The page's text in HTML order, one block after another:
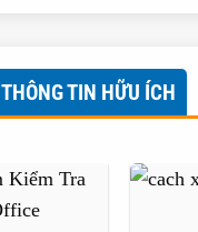
THÔNG TIN HỮU ÍCH